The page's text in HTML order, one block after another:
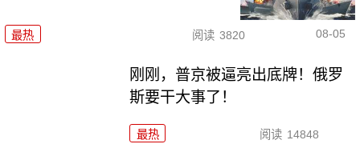
最热 阅读 3820 08-05
刚刚，普京被逼亮出底牌！俄罗
斯要干大事了！
最热 阅读 14848